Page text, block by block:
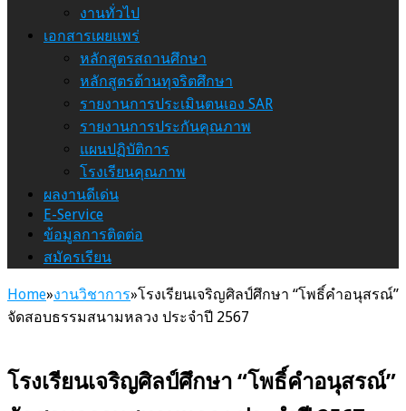
งานทั่วไป
เอกสารเผยแพร่
หลักสูตรสถานศึกษา
หลักสูตรต้านทุจริตศึกษา
รายงานการประเมินตนเอง SAR
รายงานการประกันคุณภาพ
แผนปฏิบัติการ
โรงเรียนคุณภาพ
ผลงานดีเด่น
E-Service
ข้อมูลการติดต่อ
สมัครเรียน
Home»งานวิชาการ»โรงเรียนเจริญศิลป์ศึกษา “โพธิ์คำอนุสรณ์”
จัดสอบธรรมสนามหลวง ประจำปี 2567
โรงเรียนเจริญศิลป์ศึกษา “โพธิ์คำอนุสรณ์”